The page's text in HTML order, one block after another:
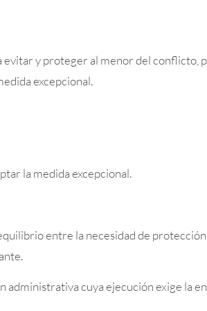
y proteger al menor del conflicto,
excepcional.
la medida excepcional.
entre la necesidad de
cuya ejecución exige la